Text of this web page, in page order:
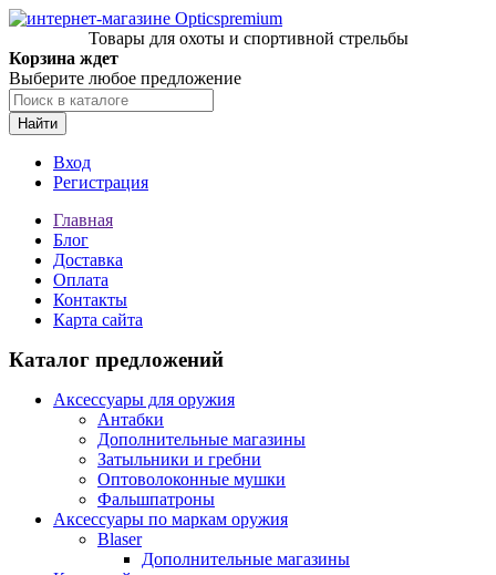
Товары для охоты и спортивной стрельбы
Корзина ждет
Выберите любое предложение
Найти
Вход
Регистрация
Главная
Блог
Доставка
Оплата
Контакты
Карта сайта
Каталог предложений
Аксессуары для оружия
Антабки
Дополнительные магазины
Затыльники и гребни
Оптоволоконные мушки
Фальшпатроны
Аксессуары по маркам оружия
Blaser
Дополнительные магазины